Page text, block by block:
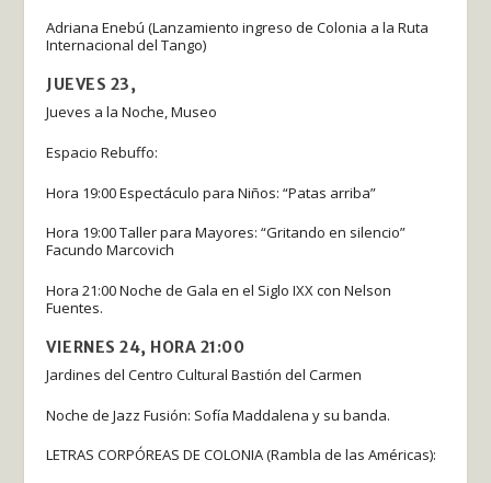
Adriana Enebú (Lanzamiento ingreso de Colonia a la Ruta
Internacional del Tango)
JUEVES 23,
Jueves a la Noche, Museo
Espacio Rebuffo:
Hora 19:00 Espectáculo para Niños: “Patas arriba”
Hora 19:00 Taller para Mayores: “Gritando en silencio”
Facundo Marcovich
Hora 21:00 Noche de Gala en el Siglo IXX con Nelson
Fuentes.
VIERNES 24, HORA 21:00
Jardines del Centro Cultural Bastión del Carmen
Noche de Jazz Fusión: Sofía Maddalena y su banda.
LETRAS CORPÓREAS DE COLONIA (Rambla de las Américas):